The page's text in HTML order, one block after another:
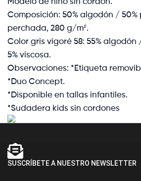
Composición: 50% algodón / 50%
perchada, 280 g/m².
Color gris vigoré 58: 55%
5% viscosa.
Observaciones: *Etiqueta
*Duo Concept.
*Disponible en tallas infantiles.
*Sudadera kids sin cordones
SUSCRÍBETE A NUESTRO NEWSLETTER